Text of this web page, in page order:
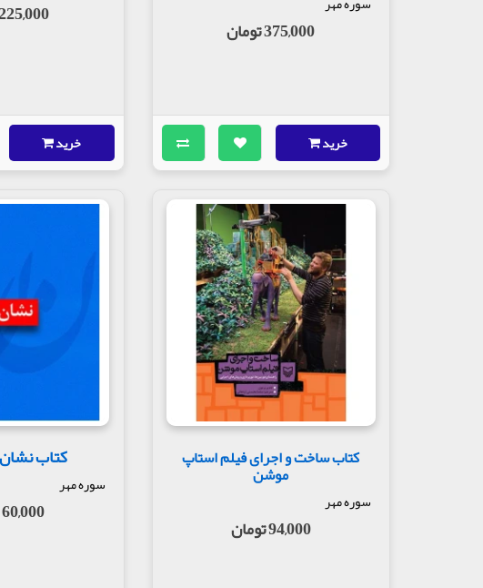
375,000 تومان
خرید
225,000
خرید
کتاب ساخت و اجرای فیلم استاپ
موشن
سوره مهر
94,000 تومان
کتاب
سوره مهر
60,000 تومان